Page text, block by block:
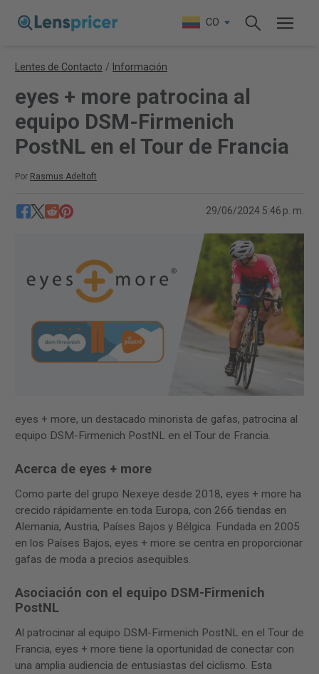
CO
Lentes de Contacto / Información
eyes + more patrocina al
equipo DSM-Firmenich
PostNL en el Tour de Francia
Por Rasmus Adeltoft
29/06/2024 5:46 p. m.
eyes + more, un destacado minorista de gafas, patrocina al
equipo DSM-Firmenich PostNL en el Tour de Francia.
Acerca de eyes + more
Como parte del grupo Nexeye desde 2018, eyes + more ha
crecido rápidamente en toda Europa, con 266 tiendas en
Alemania, Austria, Países Bajos y Bélgica. Fundada en 2005
en los Países Bajos, eyes + more se centra en proporcionar
gafas de moda a precios asequibles.
Asociación con el equipo DSM-Firmenich
PostNL
Al patrocinar al equipo DSM-Firmenich PostNL en el Tour de
Francia, eyes + more tiene la oportunidad de conectar con
una amplia audiencia de entusiastas del ciclismo. Esta